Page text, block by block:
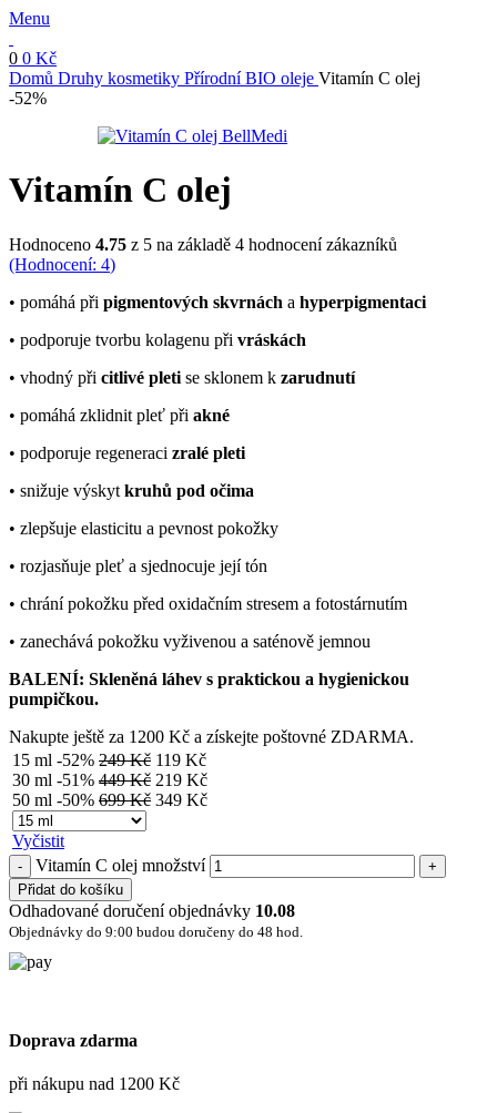
Menu
0 0 Kč
Domů Druhy kosmetiky Přírodní BIO oleje Vitamín C olej
-52%
Vitamín C olej
Hodnoceno 4.75 z 5 na základě 4 hodnocení zákazníků
(Hodnocení: 4)
• pomáhá při pigmentových skvrnách a hyperpigmentaci
• podporuje tvorbu kolagenu při vráskách
• vhodný při citlivé pleti se sklonem k zarudnutí
• pomáhá zklidnit pleť při akné
• podporuje regeneraci zralé pleti
• snižuje výskyt kruhů pod očima
• zlepšuje elasticitu a pevnost pokožky
• rozjasňuje pleť a sjednocuje její tón
• chrání pokožku před oxidačním stresem a fotostárnutím
• zanechává pokožku vyživenou a saténově jemnou
BALENÍ: Skleněná láhev s praktickou a hygienickou
pumpičkou.
Nakupte ještě za 1200 Kč a získejte poštovné ZDARMA.
15 ml -52% 249Kč 119 Kč
30 ml -51% 449Kč 219 Kč
50 ml -50% 699Kč 349 Kč
Vyčistit
Vitamín C olej množství
Přidat do košíku
Odhadované doručení objednávky 10.08
Objednávky do 9:00 budou doručeny do 48 hod.
Doprava zdarma
při nákupu nad 1200 Kč